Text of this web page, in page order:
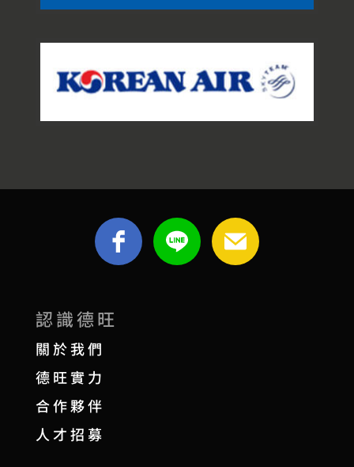
認識德旺
關於我們
德旺實力
合作夥伴
人才招募